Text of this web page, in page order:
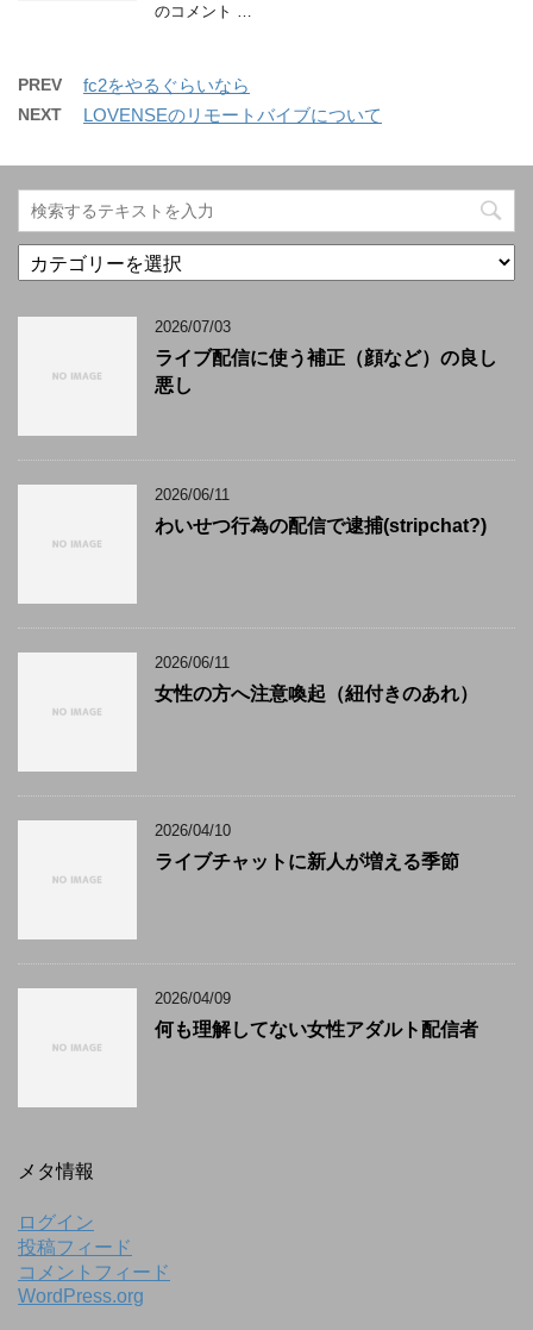
のコメント …
PREV fc2をやるぐらいなら
NEXT LOVENSEのリモートバイブについて
テ
2026/07/03
ライブ配信に使う補正（顔など）の良し
悪し
2026/06/11
わいせつ行為の配信で逮捕(stripchat?)
2026/06/11
女性の方へ注意喚起（紐付きのあれ）
2026/04/10
ライブチャットに新人が増える季節
2026/04/09
何も理解してない女性アダルト配信者
メタ情報
ログイン
投稿フィード
コメントフィード
WordPress.org